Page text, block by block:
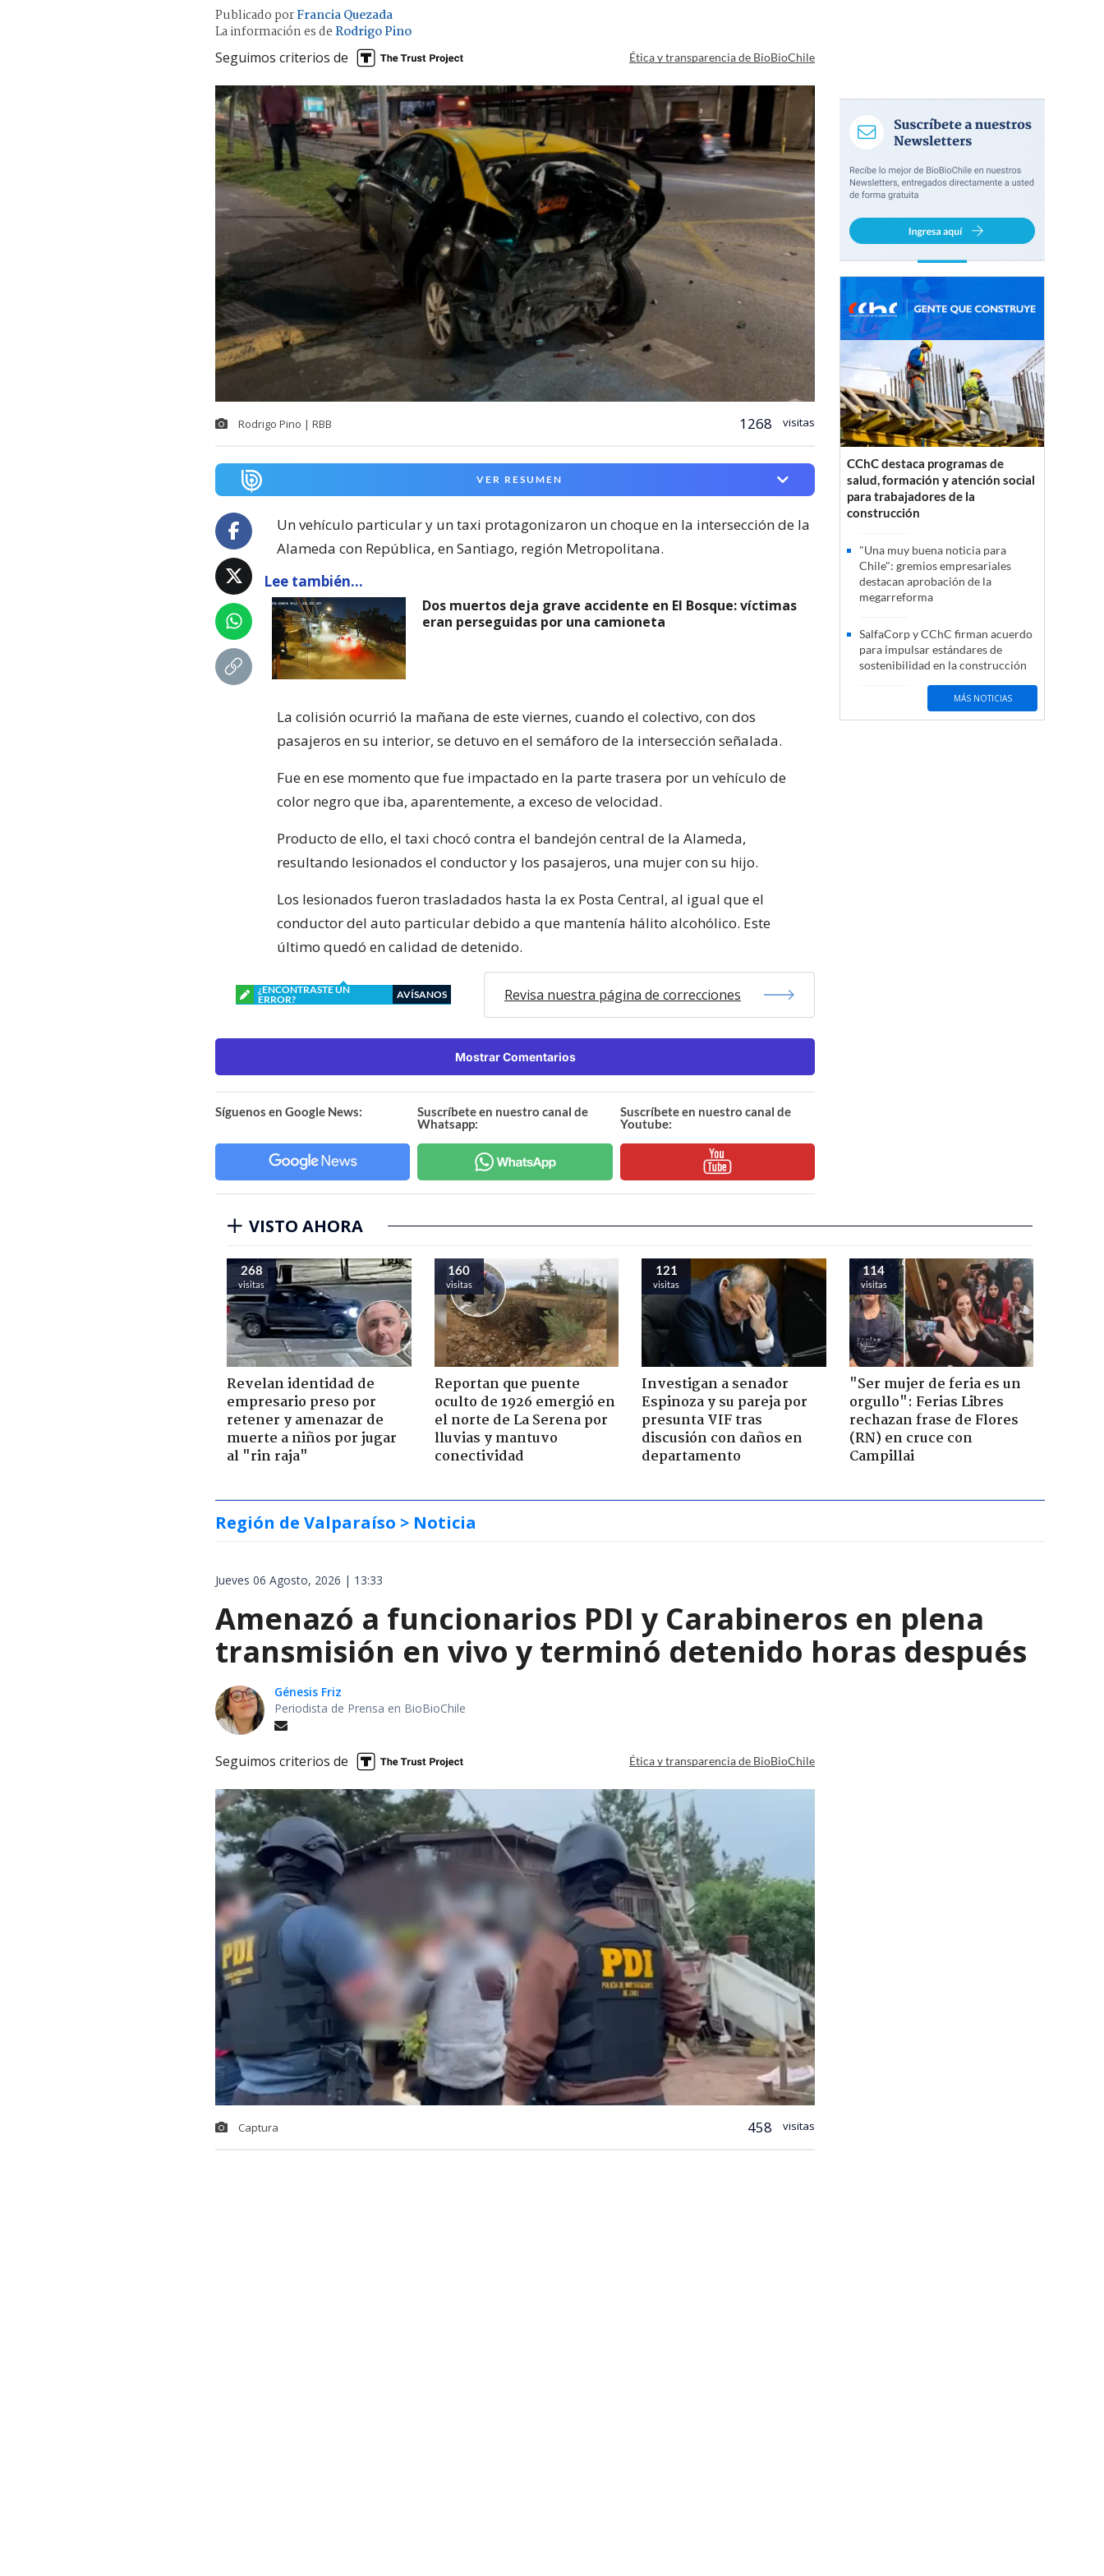
Publicado porFrancia Quezada
La información es deRodrigo Pino
Seguimos criterios de Ética y transparencia de BioBioChile
Rodrigo Pino | RBB 1268 visitas
VER RESUMEN
Un vehículo particular y un taxi protagonizaron un choque en la intersección de la
Alameda con República, en Santiago, región Metropolitana.
Lee también...
Dos muertos deja grave accidente en El Bosque: víctimas
eran perseguidas por una camioneta
La colisión ocurrió la mañana de este viernes, cuando el colectivo, con dos
pasajeros en su interior, se detuvo en el semáforo de la intersección señalada.
Fue en ese momento que fue impactado en la parte trasera por un vehículo de
color negro que iba, aparentemente, a exceso de velocidad.
Producto de ello, el taxi chocó contra el bandejón central de la Alameda,
resultando lesionados el conductor y los pasajeros, una mujer con su hijo.
Los lesionados fueron trasladados hasta la ex Posta Central, al igual que el
conductor del auto particular debido a que mantenía hálito alcohólico. Este
último quedó en calidad de detenido.
¿ENCONTRASTE UN
ERROR?
AVÍSANOS Revisa nuestra página de correcciones
Mostrar Comentarios
Síguenos en Google News:
Suscríbete en nuestro canal de
Whatsapp:
Suscríbete en nuestro canal de
Youtube:
CChC destaca programas de
salud, formación y atención social
para trabajadores de la
construcción
"Una muy buena noticia para
Chile": gremios empresariales
destacan aprobación de la
megarreforma
SalfaCorp y CChC firman acuerdo
para impulsar estándares de
sostenibilidad en la construcción
MÁS NOTICIAS
VISTO AHORA
268
visitas
Revelan identidad de
empresario preso por
retener y amenazar de
muerte a niños por jugar
al "rin raja"
160
visitas
Reportan que puente
oculto de 1926 emergió en
el norte de La Serena por
lluvias y mantuvo
conectividad
121
visitas
Investigan a senador
Espinoza y su pareja por
presunta VIF tras
discusión con daños en
departamento
114
visitas
"Ser mujer de feria es un
orgullo": Ferias Libres
rechazan frase de Flores
(RN) en cruce con
Campillai
Región de Valparaíso > Noticia
Jueves 06 Agosto, 2026 | 13:33
Amenazó a funcionarios PDI y Carabineros en plena
transmisión en vivo y terminó detenido horas después
Génesis Friz
Periodista de Prensa en BioBioChile
Seguimos criterios de Ética y transparencia de BioBioChile
Captura 458 visitas